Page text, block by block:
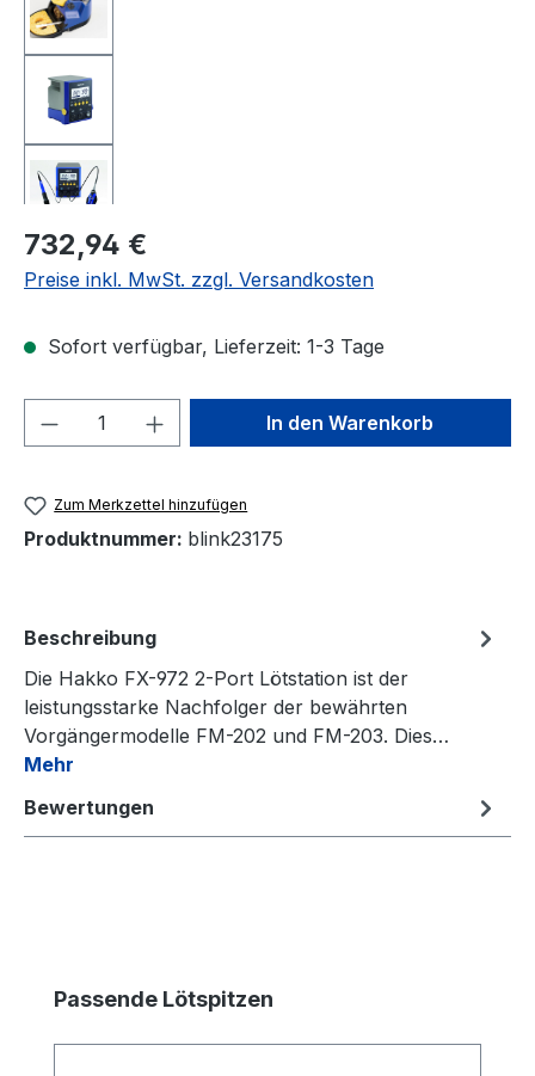
Regulärer Preis:
732,94 €
Preise inkl. MwSt. zzgl. Versandkosten
Sofort verfügbar, Lieferzeit: 1-3 Tage
Produkt Anzahl: Gib denIn den Warenkorb
Zum Merkzettel hinzufügen
Produktnummer: blink23175
Beschreibung
Die Hakko FX-972 2-Port Lötstation ist der
leistungsstarke Nachfolger der bewährten
Vorgängermodelle FM-202 und FM-203. Dies…
Mehr
Bewertungen
Produktgalerie überspringen
Passende Lötspitzen